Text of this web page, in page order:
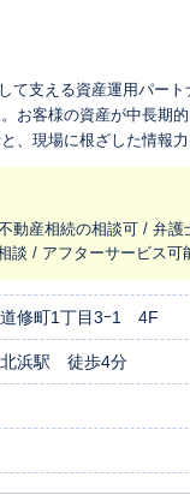
て支える資産運用パー
客様の資産が中長期的に
、現場に根ざした情報
から出口戦略（売却・
な戦略設計で、信頼に
動産相続の相談可 / 弁
談 / アフターサービス可
道修町1丁目3ｰ1 4F
浜駅 徒歩4分